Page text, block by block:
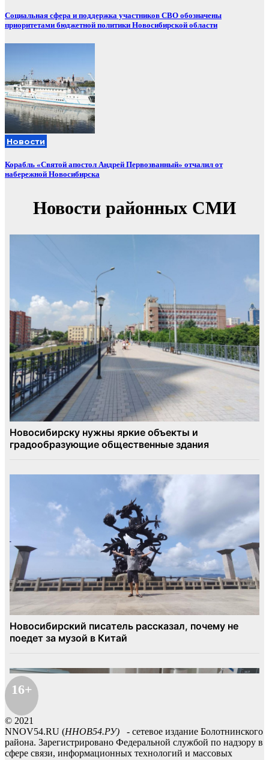
Социальная сфера и поддержка участников СВО обозначены
приоритетами бюджетной политики Новосибирской области
Новости
Корабль «Святой апостол Андрей Первозванный» отчалил от
набережной Новосибирска
16+
© 2021
NNOV54.RU (ННОВ54.РУ) - сетевое издание Болотнинского
района. Зарегистрировано Федеральной службой по надзору в
сфере связи, информационных технологий и массовых